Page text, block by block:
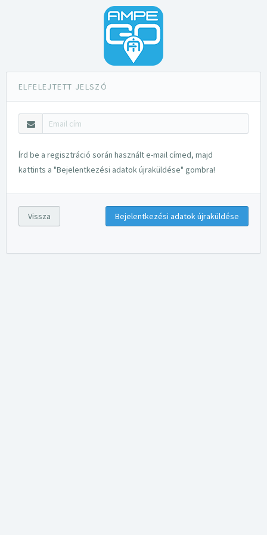
ELFELEJTETT JELSZÓ
Írd be a regisztráció során használt e-mail címed, majd
kattints a "Bejelentkezési adatok újraküldése" gombra!
Vissza Bejelentkezési adatok újraküldése